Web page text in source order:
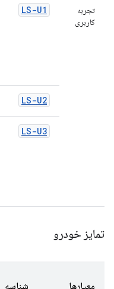
تجربه
کاربری
LS-U1
LS-U2
LS-U3
تمایز خودرو
معیارها شناسه